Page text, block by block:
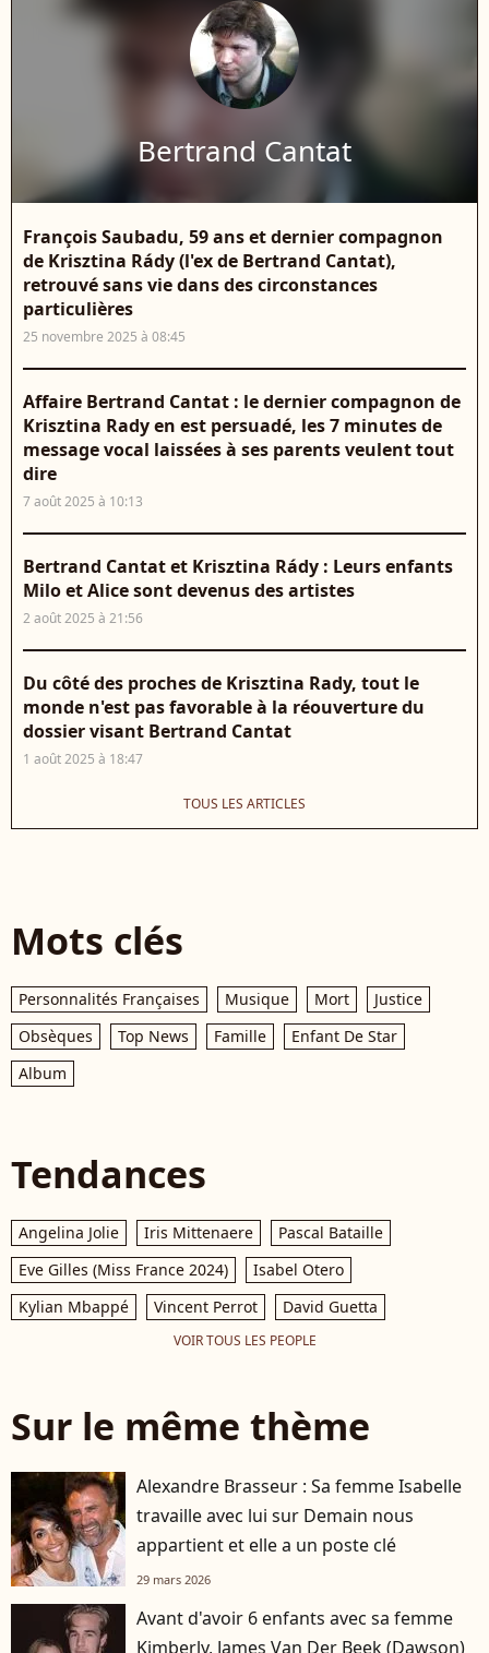
Bertrand Cantat
François Saubadu, 59 ans et dernier compagnon
de Krisztina Rády (l'ex de Bertrand Cantat),
retrouvé sans vie dans des circonstances
particulières
25 novembre 2025 à 08:45
Affaire Bertrand Cantat : le dernier compagnon de
Krisztina Rady en est persuadé, les 7 minutes de
message vocal laissées à ses parents veulent tout
dire
7 août 2025 à 10:13
Bertrand Cantat et Krisztina Rády : Leurs enfants
Milo et Alice sont devenus des artistes
2 août 2025 à 21:56
Du côté des proches de Krisztina Rady, tout le
monde n'est pas favorable à la réouverture du
dossier visant Bertrand Cantat
1 août 2025 à 18:47
TOUS LES ARTICLES
Mots clés
Personnalités Françaises Musique Mort
Justice
Obsèques
Top News Famille
Enfant De Star
Album
Tendances
Angelina Jolie Iris Mittenaere
Pascal Bataille
Eve Gilles (Miss France 2024)
Isabel Otero
Kylian Mbappé
Vincent Perrot David Guetta
VOIR TOUS LES PEOPLE
Sur le même thème
Alexandre Brasseur : Sa femme Isabelle
travaille avec lui sur Demain nous
appartient et elle a un poste clé
29 mars 2026
Avant d'avoir 6 enfants avec sa femme
Kimberly, James Van Der Beek (Dawson)